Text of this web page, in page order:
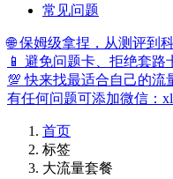
常见问题
🌐 保姆级拿捏，从测评到
📱 避免问题卡、拒绝套路
💯 快来找最适合自己的流
有任何问题可添加微信：
首页
标签
大流量套餐